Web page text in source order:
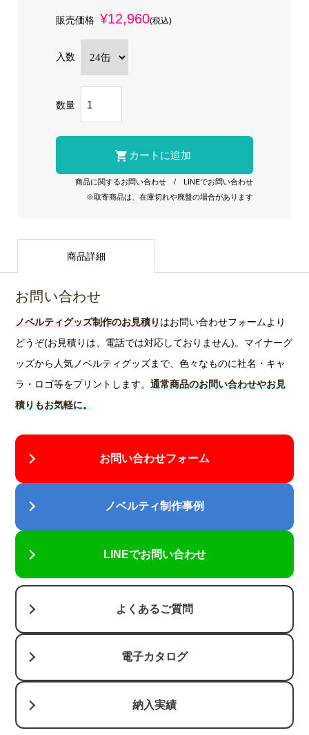
販売価格 ¥12,960(税込)
入数
数量
商品に関するお問い合わせ /
LINEでお問い合わせ
※取寄商品は、在庫切れや廃盤の場合があります
商品詳細
お問い合わせ
ノベルティグッズ制作のお見積りはお問い合わせフォームより
どうぞ(お見積りは、電話では対応しておりません)。マイナーグ
ッズから人気ノベルティグッズまで、色々なものに社名・キャ
ラ・ロゴ等をプリントします。通常商品のお問い合わせやお見
積りもお気軽に。
お問い合わせフォーム
ノベルティ制作事例
LINEでお問い合わせ
よくあるご質問
電子カタログ
納入実績